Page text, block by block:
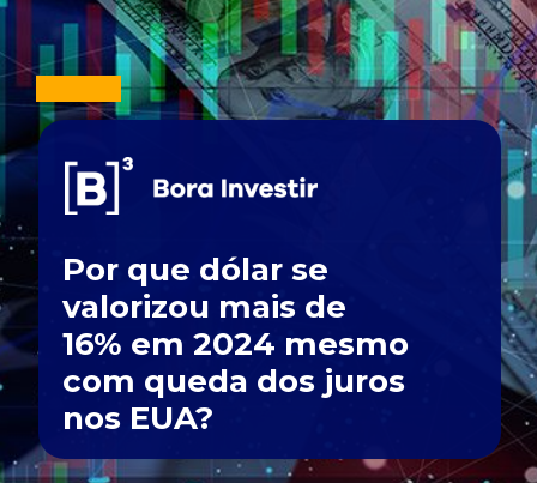
Por que dólar se
valorizou mais de
16% em 2024 mesmo
com queda dos juros
nos EUA?